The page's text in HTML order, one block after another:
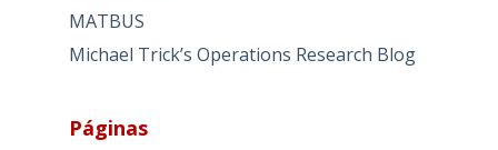
MATBUS
Michael Trick’s Operations Research Blog
Páginas